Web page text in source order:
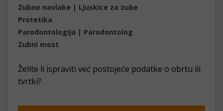
Zubne navlake | Ljuskice za zube
Protetika
Parodontologija | Parodontolog
Zubni most
Želite li ispraviti već postojeće podatke o obrtu ili
tvrtki?